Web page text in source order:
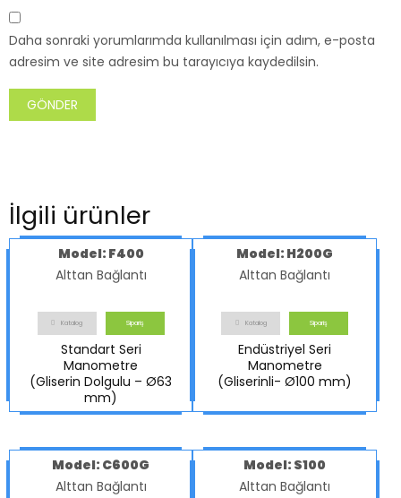
Daha sonraki yorumlarımda kullanılması için adım, e-posta
adresim ve site adresim bu tarayıcıya kaydedilsin.
İlgili ürünler
Model: F400
Alttan Bağlantı
Katalog Sipariş
Standart Seri
Manometre
(Gliserin Dolgulu – Ø63
mm)
Model: H200G
Alttan Bağlantı
Katalog Sipariş
Endüstriyel Seri
Manometre
(Gliserinli- Ø100 mm)
Model: C600G
Alttan Bağlantı
Model: S100
Alttan Bağlantı